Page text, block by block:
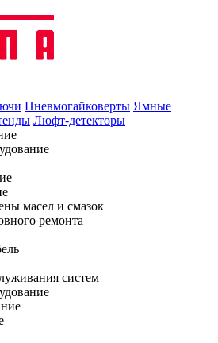
Пневмогайковерты Ямные
Люфт-детекторы
масел и смазок
ремонта
систем